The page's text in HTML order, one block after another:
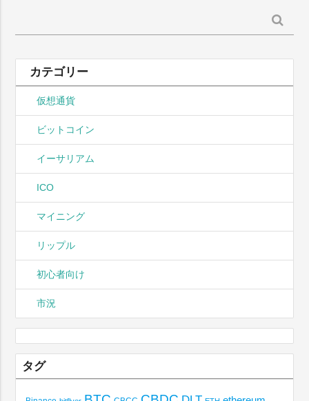
索:
カテゴリー
仮想通貨
ビットコイン
イーサリアム
ICO
マイニング
リップル
初心者向け
市況
タグ